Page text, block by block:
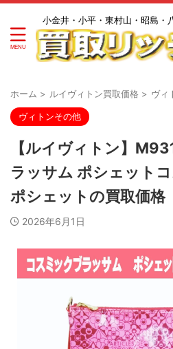
小金井・小平・東村山・昭島・
ホーム > ルイヴィトン買取価格 > ヴィ
ヴィトンその他
【ルイヴィトン】
ラッサム ポシェット
ポシェットの買取価格
2026年6月1日